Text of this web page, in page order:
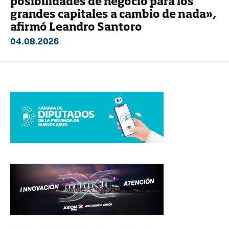
posibilidades de negocio para los
grandes capitales a cambio de nada»,
afirmó Leandro Santoro
04.08.2026